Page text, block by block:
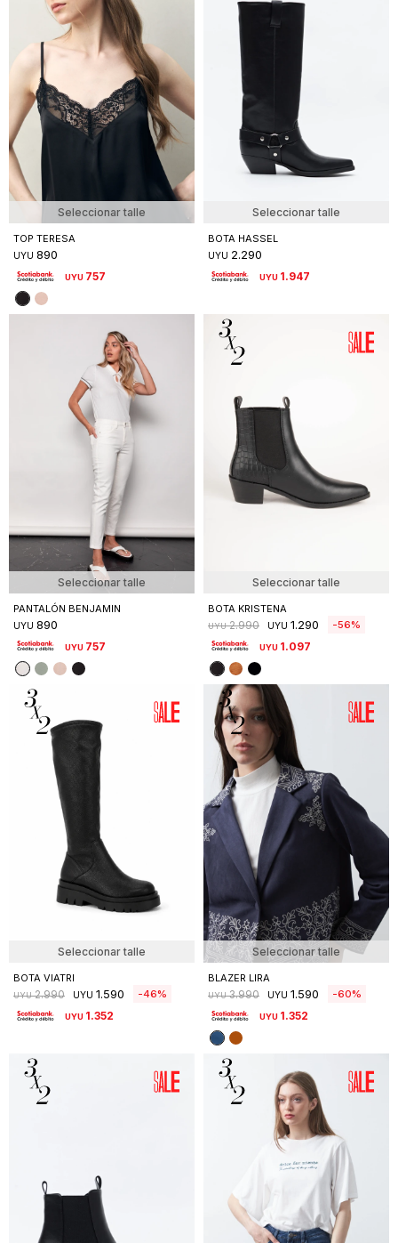
Seleccionar talle
TOP TERESA
UYU 890
UYU 757
Seleccionar talle
BOTA HASSEL
UYU 2.290
UYU 1.947
Seleccionar talle
PANTALÓN BENJAMIN
UYU 890
UYU 757
Seleccionar talle
BOTA KRISTENA
UYU 2.990 UYU 1.290 56
UYU 1.097
Seleccionar talle
BOTA VIATRI
UYU 2.990 UYU 1.590 46
UYU 1.352
Seleccionar talle
BLAZER LIRA
UYU 3.990 UYU 1.590 60
UYU 1.352